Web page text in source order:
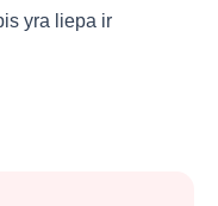
yra liepa ir